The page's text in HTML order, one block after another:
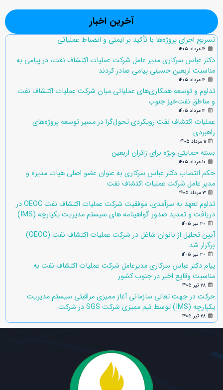
آخرین اخبار
تسریع اجرای پروژه‌ها با تأکید بر ایمنی و انضباط عملیاتی
۱۲ مرداد ۱۴۰۵
دکتر عباس سرکاری مدیر عامل شرکت عملیات اکتشاف نفت، در پیامی به
مناسبت اربعین حسینی پیامی صادر کردند
۱۲ مرداد ۱۴۰۵
تداوم و توسعه همکاری‌های عملیاتی میان شرکت عملیات اکتشاف نفت
و مناطق نفت‌خیز جنوب
۱۲ مرداد ۱۴۰۵
عملیات اکتشاف نفت رویکردی تحول‌گرا در مسیر توسعه پروژه‌های
راهبردی
۱۱ مرداد ۱۴۰۵
بسته حمایتی ویژه برای زائران اربعین
۱۰ مرداد ۱۴۰۵
حکم انتصاب دکتر عباس سرکاری به عنوان عضو اصلی هیات مدیره و
مدیر عامل شرکت عملیات اکتشاف نفت
۳ مرداد ۱۴۰۵
تداوم تعهد به سرآمدی، موفقیت شرکت عملیات اکتشاف نفت OEOC در
دریافت و تمدید صدور گواهینامه های سیستم مدیریت یکپارچه (IMS)
۳۰ تیر ۱۴۰۵
آیین تجلیل از بانوان شاغل در شرکت عملیات اکتشاف نفت (OEOC)
برگزار شد
۳۰ تیر ۱۴۰۵
پیام دکتر عباس سرکاری مدیرعامل شرکت عملیات اکتشاف نفت به
مناسبت وقایع اخیر در جنوب کشور
۲۸ تیر ۱۴۰۵
حرکت در جهت تعالی سازمانی آغاز ممیزی مراقبتی سیستم مدیریت
یکپارچه (IMS) توسط تیم ممیزی شرکت SGS در شرکت
۲۸ تیر ۱۴۰۵